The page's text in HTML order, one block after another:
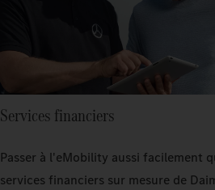
Services financiers
Passer à l'eMobility aussi facilement
services financiers sur mesure de